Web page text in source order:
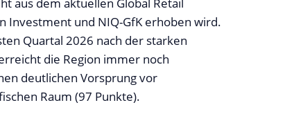
Investment und NIQ-GfK erhoben wird.
Quartal 2026 nach der starken
die Region immer noch
deutlichen Vorsprung vor
Raum (97 Punkte).